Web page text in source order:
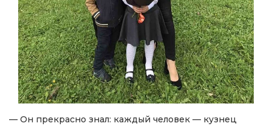
— Он прекрасно знал: каждый человек — кузнец